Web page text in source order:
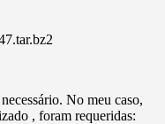
No meu caso,
, foram requeridas: